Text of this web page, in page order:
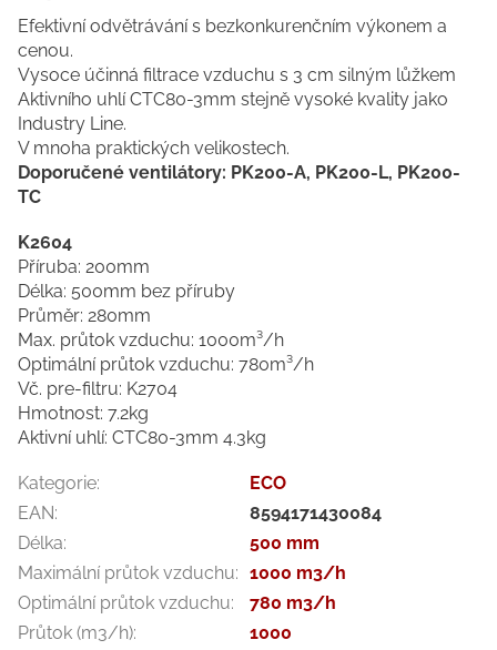
Efektivní odvětrávání s bezkonkurenčním výkonem a
cenou.
Vysoce účinná filtrace vzduchu s 3 cm silným lůžkem
Aktivního uhlí CTC80-3mm stejně vysoké kvality jako
Industry Line.
V mnoha praktických velikostech.
Doporučené ventilátory: PK200-A, PK200-L, PK200-
TC
K2604
Příruba: 200mm
Délka: 500mm bez příruby
Průměr: 280mm
Max. průtok vzduchu: 1000m³/h
Optimální průtok vzduchu: 780m³/h
Vč. pre-filtru: K2704
Hmotnost: 7.2kg
Aktivní uhlí: CTC80-3mm 4.3kg
Kategorie:
ECO
EAN:
8594171430084
Délka:
500 mm
Maximální průtok vzduchu: 1000 m3/h
Optimální průtok vzduchu:
780 m3/h
Průtok (m3/h):
1000